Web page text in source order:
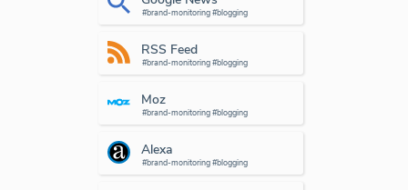
#brand-monitoring #blogging
RSS Feed
#brand-monitoring #blogging
Moz
#brand-monitoring #blogging
Alexa
#brand-monitoring #blogging